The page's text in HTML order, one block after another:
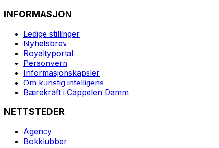
INFORMASJON
Ledige stillinger
Nyhetsbrev
Royaltyportal
Personvern
Informasjonskapsler
Om kunstig intelligens
Bærekraft i Cappelen Damm
NETTSTEDER
Agency
Bokklubber